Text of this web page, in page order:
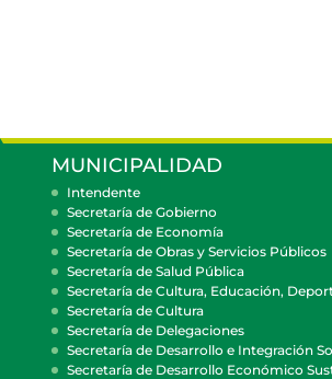
MUNICIPALIDAD
Intendente
Secretaría de Gobierno
Secretaría de Economía
Secretaría de Obras y Servicios Públicos
Secretaría de Salud Pública
Secretaría de Cultura, Educación,
Secretaría de Cultura
Secretaría de Delegaciones
Secretaría de Desarrollo e Integración
Secretaría de Desarrollo Económico